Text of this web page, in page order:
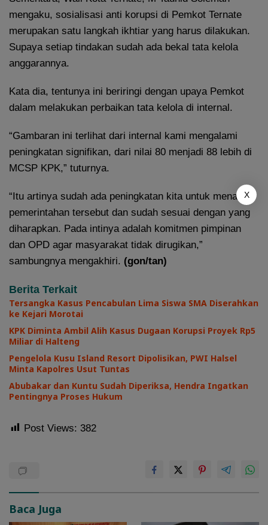
mengaku, sosialisasi anti korupsi di Pemkot Ternate
merupakan satu langkah ikhtiar yang harus dilakukan.
Supaya setiap tindakan sudah ada bekal tata kelola
anggarannya.
Kata dia, tentunya ini beriringi dengan upaya Pemkot
dalam melakukan perbaikan tata kelola di internal.
“Gambaran ini terlihat dari internal kami mengalami
peningkatan signifikan, dari nilai 80 menjadi 88 lebih di
MCSP KPK,” tuturnya.
“Itu artinya sudah ada peningkatan kita untuk menata
pemerintahan tersebut dan sudah sesuai dengan yang
diharapkan. Pada intinya adalah komitmen pimpinan
dan OPD agar masyarakat tidak dirugikan,”
sambungnya mengakhiri. (gon/tan)
Berita Terkait
Tersangka Kasus Pencabulan Lima Siswa SMA Diserahkan
ke Kejari Morotai
KPK Diminta Ambil Alih Kasus Dugaan Korupsi Proyek Rp5
Miliar di Halteng
Pengelola Kusu Island Resort Dipolisikan, PWI Halsel
Minta Kapolres Usut Tuntas
Abubakar dan Kuntu Sudah Diperiksa, Hendra Ingatkan
Pentingnya Proses Hukum
Post Views: 382
Baca Juga
X